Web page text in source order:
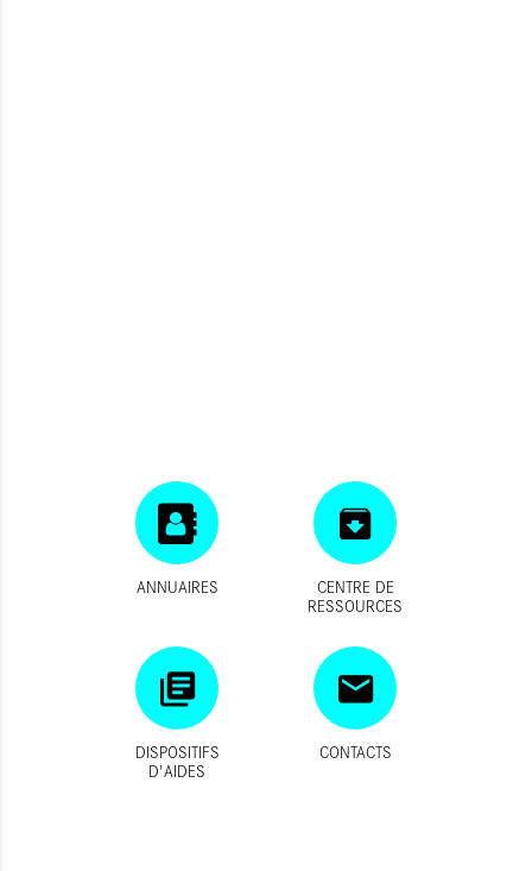
ANNUAIRES
CENTRE DE
RESSOURCES
DISPOSITIFS
D'AIDES
CONTACTS